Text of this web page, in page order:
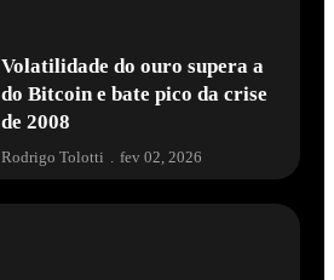
Volatilidade do ouro supera a
do Bitcoin e bate pico da crise
de 2008
Rodrigo Tolotti . fev 02, 2026